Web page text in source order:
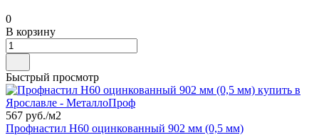
0
В корзину
Быстрый просмотр
567 руб./м2
Профнастил Н60 оцинкованный 902 мм (0,5 мм)